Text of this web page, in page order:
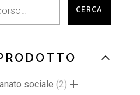
CERCA
sociale 2